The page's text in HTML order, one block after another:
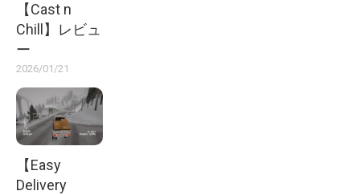
【Cast n
Chill】レビュ
ー
2026/01/21
【Easy
Delivery